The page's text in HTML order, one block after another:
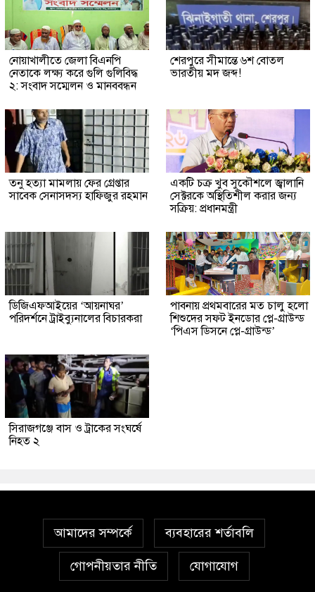
নোয়াখালীতে জেলা বিএনপি
নেতাকে লক্ষ্য করে গুলি গুলিবিদ্ধ
২: সংবাদ সম্মেলন ও মানববন্ধন
শেরপুরে সীমান্তে ৬শ বোতল
ভারতীয় মদ জব্দ!
তনু হত্যা মামলায় ফের গ্রেপ্তার
সাবেক সেনাসদস্য হাফিজুর রহমান
একটি চক্র খুব সুকৌশলে জ্বালানি
সেক্টরকে অস্থিতিশীল করার জন্য
সক্রিয়: প্রধানমন্ত্রী
ডিজিএফআইয়ের ‘আয়নাঘর’
পরিদর্শনে ট্রাইব্যুনালের বিচারকরা
পাবনায় প্রথমবারের মত চালু হলো
শিশুদের সফট ইনডোর প্লে-গ্রাউন্ড
‘পিএস ডিসনে প্লে-গ্রাউন্ড’
সিরাজগঞ্জে বাস ও ট্রাকের সংঘর্ষে
নিহত ২
আমাদের সম্পর্কে ব্যবহারের শর্তাবলি
গোপনীয়তার নীতি যোগাযোগ